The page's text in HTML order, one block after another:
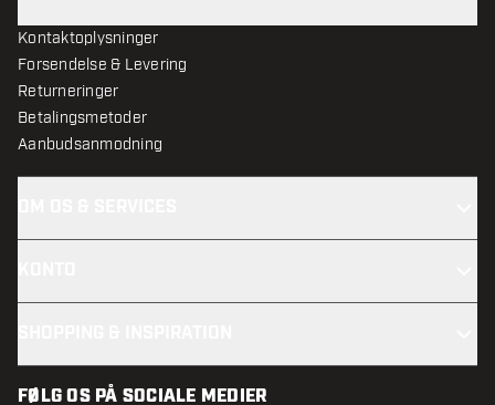
Kontaktoplysninger
Forsendelse & Levering
Returneringer
Betalingsmetoder
Aanbudsanmodning
FØLG OS PÅ SOCIALE MEDIER